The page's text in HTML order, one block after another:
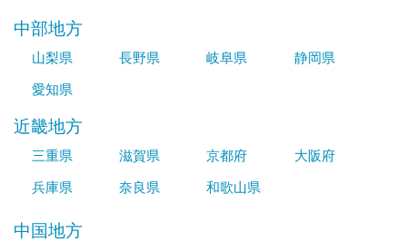
中部地方
山梨県 長野県 岐阜県
静岡県
愛知県
近畿地方
三重県 滋賀県 京都府
大阪府
兵庫県
奈良県 和歌山県
中国地方